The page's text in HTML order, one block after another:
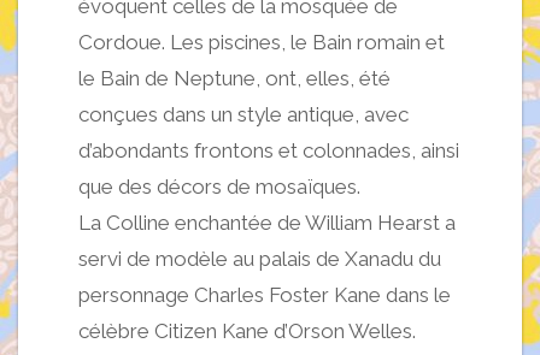
évoquent celles de la mosquée de
Cordoue. Les piscines, le Bain romain et
le Bain de Neptune, ont, elles, été
conçues dans un style antique, avec
d’abondants frontons et colonnades, ainsi
que des décors de mosaïques.
La Colline enchantée de William Hearst a
servi de modèle au palais de Xanadu du
personnage Charles Foster Kane dans le
célèbre Citizen Kane d’Orson Welles.